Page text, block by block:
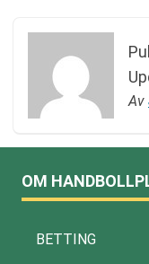
Av
OM
BETTING